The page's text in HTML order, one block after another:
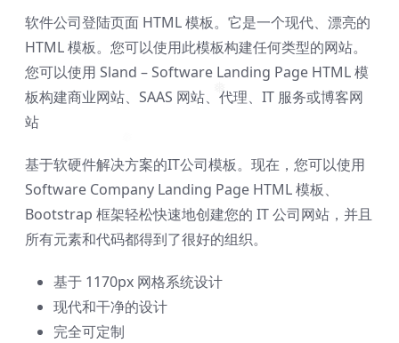
❅
软件公司登陆页面 HTML 模板。它是一个现代、漂亮的
HTML 模板。您可以使用此模板构建任何类型的网站。
您可以使用 Sland – Software Landing Page HTML 模
板构建商业网站、SAAS 网站、代理、IT 服务或博客网
站
基于软硬件解决方案的IT公司模板。现在，您可以使用
Software Company Landing Page HTML 模板、
Bootstrap 框架轻松快速地创建您的 IT 公司网站，并且
所有元素和代码都得到了很好的组织。
基于 1170px 网格系统设计
现代和干净的设计
完全可定制